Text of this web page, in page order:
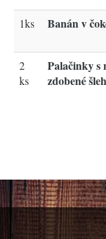
1ks Banán v
2
ks
Palačinky s
zdobené